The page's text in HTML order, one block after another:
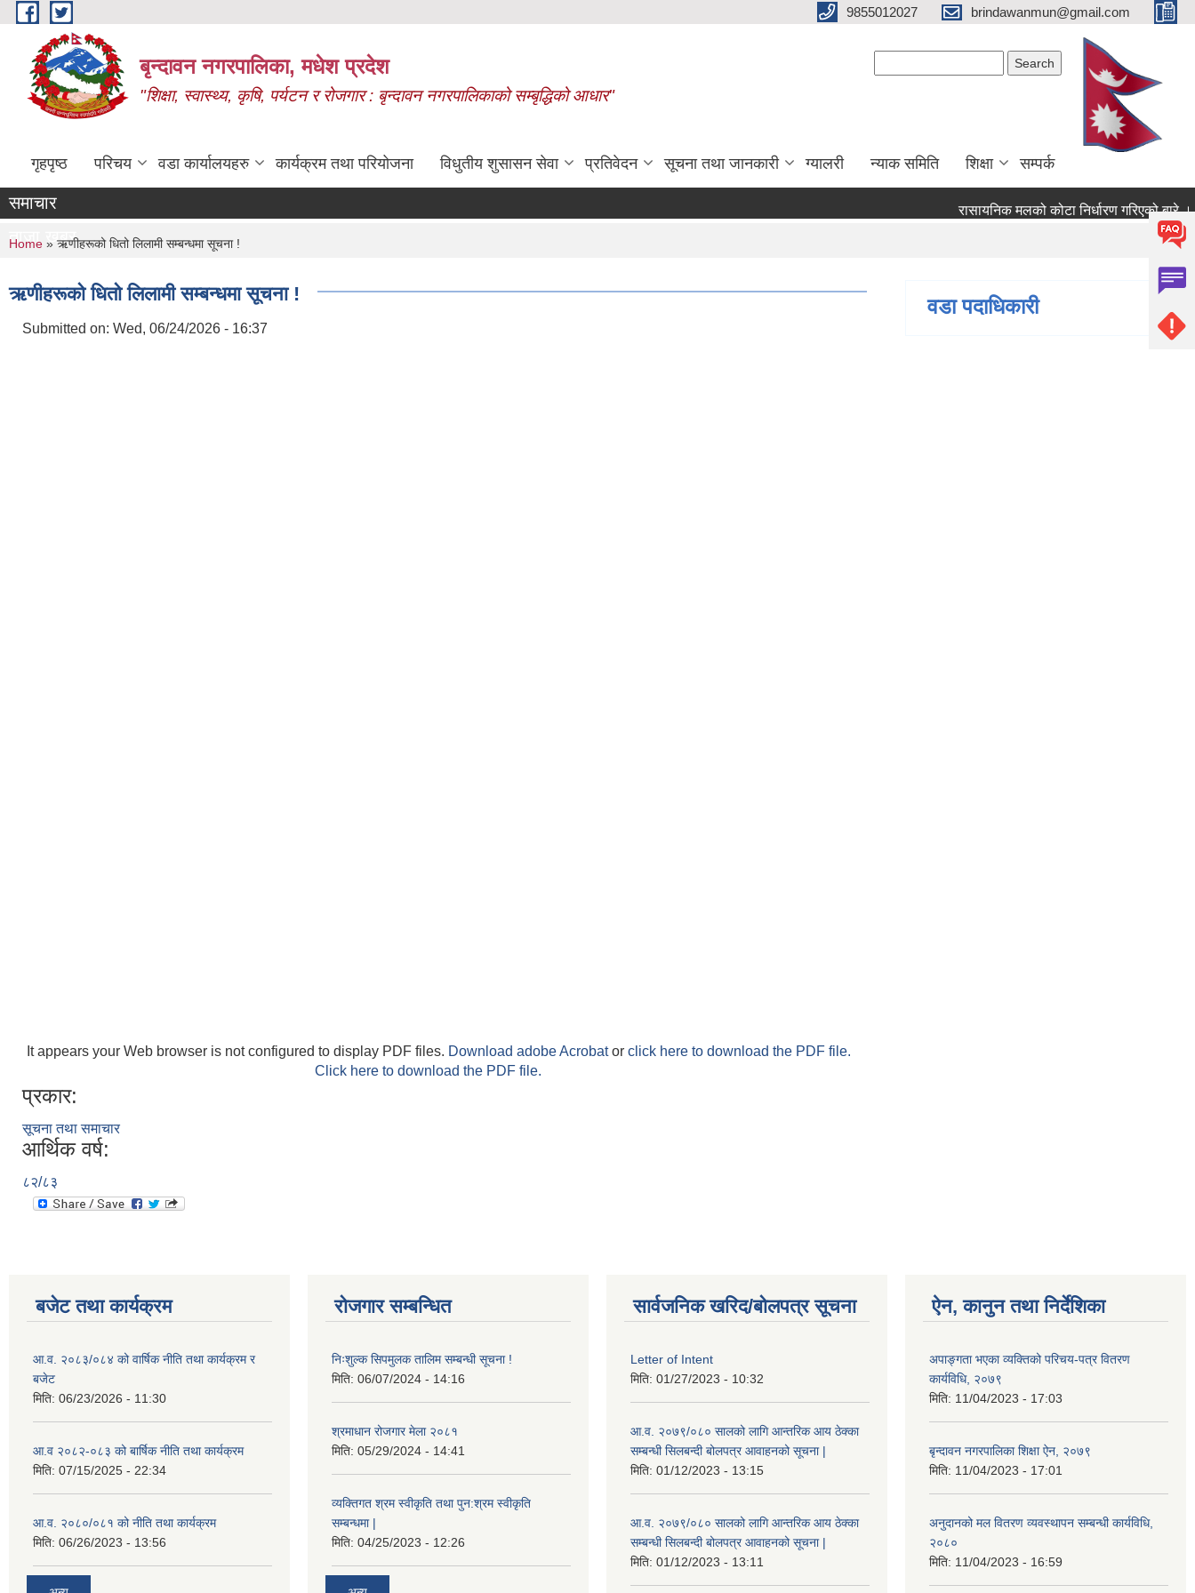
Skip to main content 9855012027 brindawanmun@gmail.com
बृन्दावन नगरपालिका, मधेश प्रदेश
"शिक्षा, स्वास्थ्य, कृषि, पर्यटन र रोजगार : बृन्दावन नगरपालिकाको सम्बृद्धिको आधार"
गृहपृष्ठ परिचय वडा कार्यालयहरु कार्यक्रम तथा परियोजना विधुतीय शुसासन सेवा प्रतिवेदन सूचना तथा जानकारी ग्यालरी न्याक समिति शिक्षा सम्पर्क
समाचार रासायनिक मलको कोटा निर्धारण गरिएको बारे ।
ताजा खबर
You are here
Home » ऋणीहरूको धितो लिलामी सम्बन्धमा सूचना !
ऋणीहरूको धितो लिलामी सम्बन्धमा सूचना !
Submitted on: Wed, 06/24/2026 - 16:37
It appears your Web browser is not configured to display PDF files. Download adobe Acrobator click here to download the PDF file.
Click here to download the PDF file.
प्रकार:
सूचना तथा समाचार
आर्थिक वर्ष:
८२/८३
वडा पदाधिकारी
बजेट तथा कार्यक्रम
आ.व. २०८३/०८४ को वार्षिक नीति तथा कार्यक्रम र
बजेट
मिति: 06/23/2026 - 11:30
आ.व २०८२-०८३ को बार्षिक नीति तथा कार्यक्रम
मिति: 07/15/2025 - 22:34
आ.व. २०८०/०८१ को नीति तथा कार्यक्रम
मिति: 06/26/2023 - 13:56
रोजगार सम्बन्धित
निःशुल्क सिपमुलक तालिम सम्बन्धी सूचना !
मिति: 06/07/2024 - 14:16
श्रमाधान रोजगार मेला २०८१
मिति: 05/29/2024 - 14:41
व्यक्तिगत श्रम स्वीकृति तथा पुन:श्रम स्वीकृति
सम्बन्धमा |
मिति: 04/25/2023 - 12:26
सार्वजनिक खरिद/बोलपत्र सूचना
Letter of Intent
मिति: 01/27/2023 - 10:32
आ.व. २०७९/०८० सालको लागि आन्तरिक आय ठेक्का
सम्बन्धी सिलबन्दी बोलपत्र आवाहनको सूचना |
मिति: 01/12/2023 - 13:15
आ.व. २०७९/०८० सालको लागि आन्तरिक आय ठेक्का
सम्बन्धी सिलबन्दी बोलपत्र आवाहनको सूचना |
मिति: 01/12/2023 - 13:11
ऐन, कानुन तथा निर्देशिका
अपाङ्गता भएका व्यक्तिको परिचय-पत्र वितरण
कार्यविधि, २०७९
मिति: 11/04/2023 - 17:03
बृन्दावन नगरपालिका शिक्षा ऐन, २०७९
मिति: 11/04/2023 - 17:01
अनुदानको मल वितरण व्यवस्थापन सम्बन्धी कार्यविधि,
२०८०
मिति: 11/04/2023 - 16:59